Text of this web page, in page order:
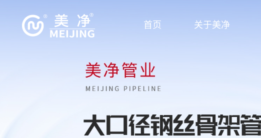
首页 关于美净